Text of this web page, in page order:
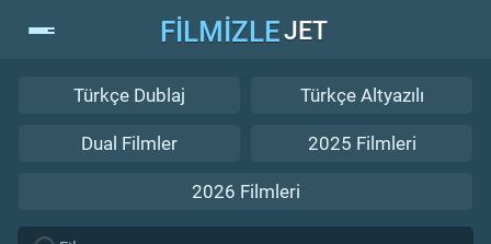
FİLMİZLEJET
Türkçe Dublaj Türkçe Altyazılı
Dual Filmler 2025 Filmleri
2026 Filmleri